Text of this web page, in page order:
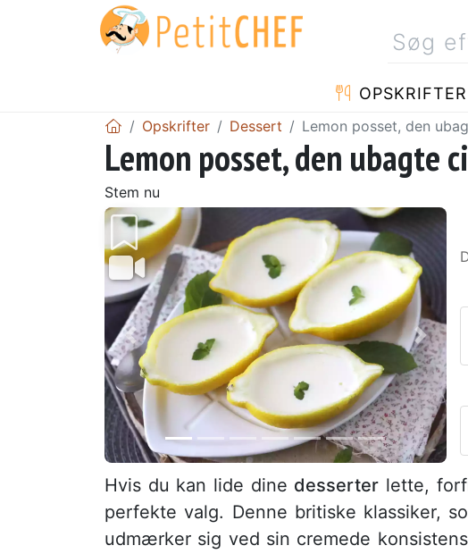
OPSKRIFTER
Opskrifter Dessert Lemon posset, den
Lemon posset, den ubagte
Stem nu
Tidligere Næste
Hvis du kan lide dine desserter lette,
perfekte valg. Denne britiske klassiker,
udmærker sig ved sin cremede